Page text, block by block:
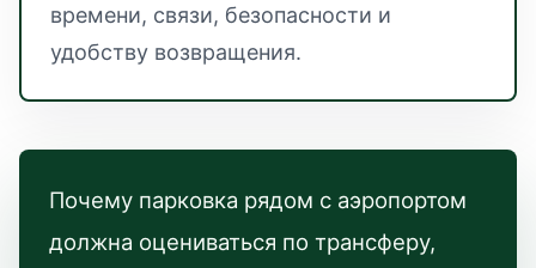
времени, связи, безопасности и
удобству возвращения.
Почему парковка рядом с аэропортом
должна оцениваться по трансферу,